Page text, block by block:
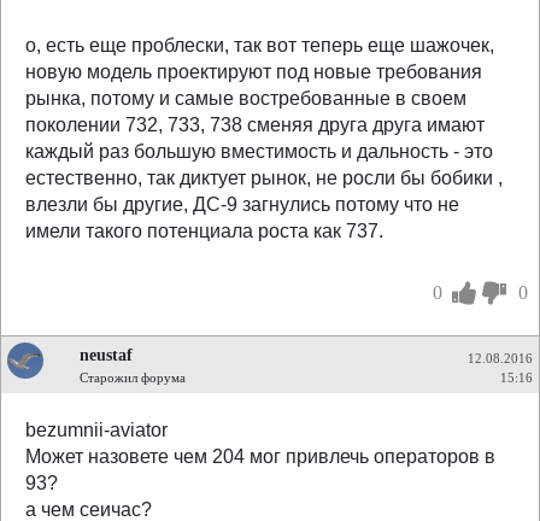
о, есть еще проблески, так вот теперь еще шажочек,
новую модель проектируют под новые требования
рынка, потому и самые востребованные в своем
поколении 732, 733, 738 сменяя друга друга имают
каждый раз большую вместимость и дальность - это
естественно, так диктует рынок, не росли бы бобики ,
влезли бы другие, ДС-9 загнулись потому что не
имели такого потенциала роста как 737.
0 0
neustaf
Старожил форума
12.08.2016
15:16
bezumnii-aviator
Может назовете чем 204 мог привлечь операторов в
93?
а чем сеичас?